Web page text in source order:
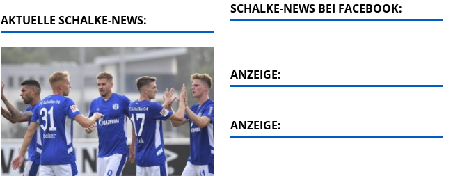
AKTUELLE SCHALKE-NEWS:
SCHALKE-NEWS BEI FACEBOOK:
ANZEIGE:
ANZEIGE: